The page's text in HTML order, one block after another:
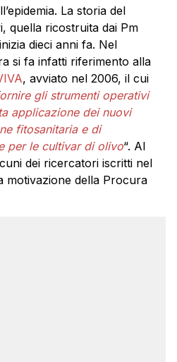
La storia del
quella ricostruita dai Pm
dieci anni fa. Nel
si fa infatti riferimento alla
, avviato nel 2006, il cui
gli strumenti operativi
applicazione dei nuovi
fitosanitaria e di
per le cultivar di olivo“. Al
dei ricercatori iscritti nel
motivazione della Procura